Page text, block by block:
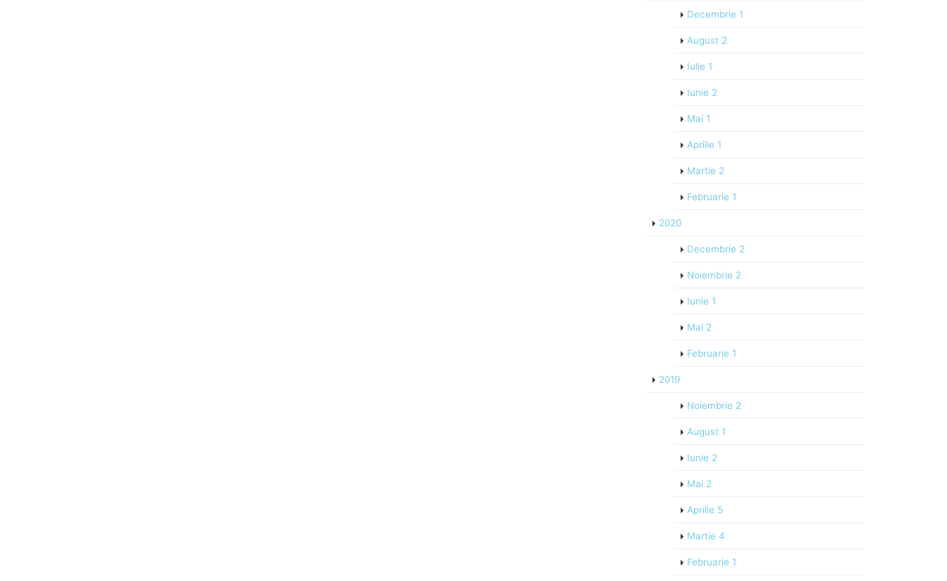
Decembrie 1
August 2
Iulie 1
Iunie 2
Mai 1
Aprilie 1
Martie 2
Februarie 1
2020
Decembrie 2
Noiembrie 2
Iunie 1
Mai 2
Februarie 1
2019
Noiembrie 2
August 1
Iunie 2
Mai 2
Aprilie 5
Martie 4
Februarie 1